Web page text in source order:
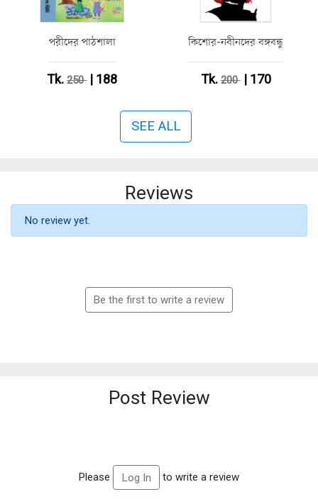
পরীদের পাঠশালা
Tk.250| 188
কিশোর-নবীনদের বঙ্গবন্ধু
Tk.200| 170
SEE ALL
Reviews
No review yet.
Be the first to write a review
Post Review
Please Log In to write a review